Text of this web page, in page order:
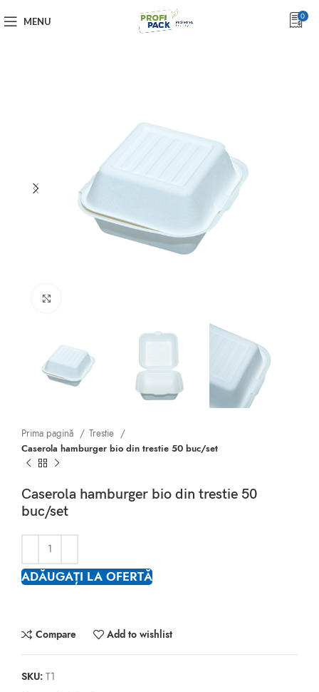
MENU 0
Prima pagină
Trestie
Caserola hamburger bio din trestie 50 buc/set
Caserola hamburger bio din trestie 50
buc/set
ADĂUGAȚI LA OFERTĂ
Compare Add to wishlist
SKU: T1